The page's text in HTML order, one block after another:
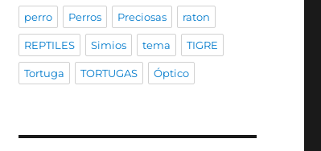
perro Perros Preciosas raton
REPTILES Simios tema TIGRE
Tortuga TORTUGAS Óptico